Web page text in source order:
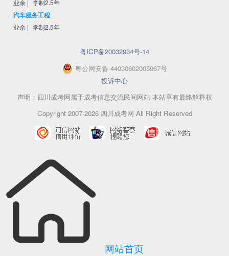
业余 | 学制2.5年
· 汽车服务工程
业余 | 学制2.5年
粤ICP备20032934号-14
粤公网安备 44030602005967号
投诉中心
声明：四川成考网属于成考信息交流民间网站 本站享有最终解释权
Copyright 2007-2026 四川成考网 All Right Reserved
网站首页